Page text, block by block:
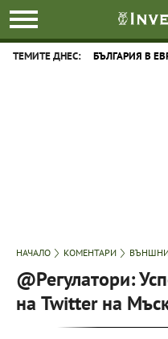
ТЕМИТЕ ДНЕС: БЪЛГАРИЯ В
НАЧАЛО КОМЕНТАРИ
@Регулатори:
на Twitter на